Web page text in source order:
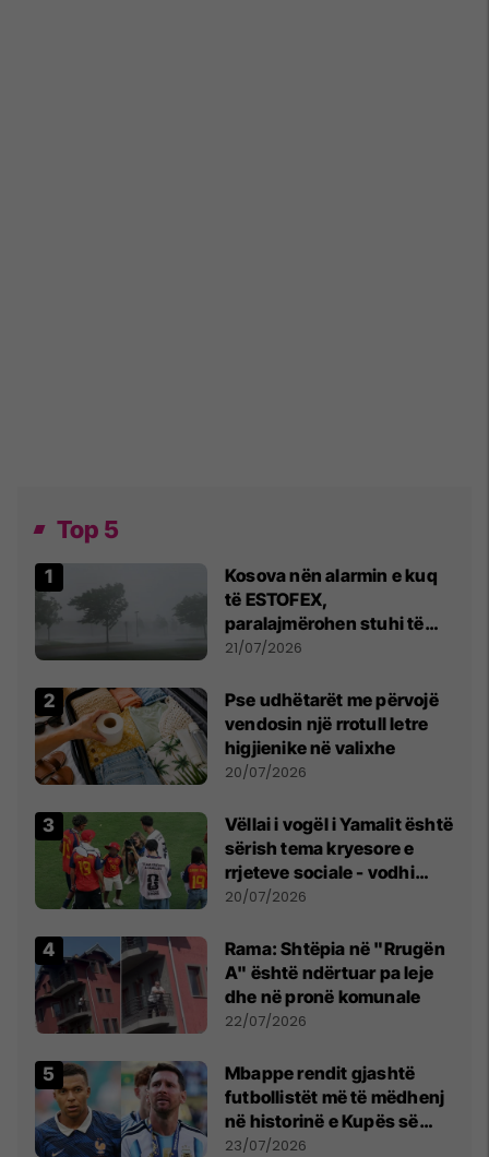
Top 5
Kosova nën alarmin e kuq
të ESTOFEX,
paralajmërohen stuhi të
fuqishme me breshër dhe
21/07/2026
Pse udhëtarët me përvojë
vendosin një rrotull letre
higjienike në valixhe
20/07/2026
Vëllai i vogël i Yamalit është
sërish tema kryesore e
rrjeteve sociale - vodhi
vëmendjen pas finales së
20/07/2026
Rama: Shtëpia në "Rrugën
A" është ndërtuar pa leje
dhe në pronë komunale
22/07/2026
Mbappe rendit gjashtë
futbollistët më të mëdhenj
në historinë e Kupës së
Botës, Messi mbetet i dyti
23/07/2026